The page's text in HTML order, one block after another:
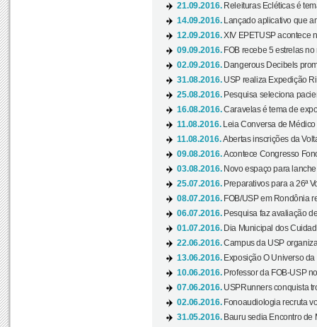
21.09.2016. Releituras Ecléticas é
14.09.2016.
Lançado aplicativo que
12.09.2016.XIV EPETUSP acontece
09.09.2016. FOB recebe 5 estrelas
02.09.2016. Dangerous Decibels
31.08.2016. USP realiza Expedição
25.08.2016. Pesquisa seleciona
16.08.2016.Caravelas é tema de
11.08.2016.
Leia Conversa de
11.08.2016.Abertas inscrições da
09.08.2016.Acontece Congresso
03.08.2016. Novo espaço para
25.07.2016. Preparativos para a 26ª
08.07.2016. FOB/USP em Rondônia
06.07.2016. Pesquisa faz avaliação
01.07.2016. Dia Municipal dos
22.06.2016.Campus da USP
13.06.2016. Exposição O Universo
10.06.2016. Professor da FOB-USP
07.06.2016. USPRunners conquista
02.06.2016. Fonoaudiologia recruta
31.05.2016. Bauru sedia Encontro de